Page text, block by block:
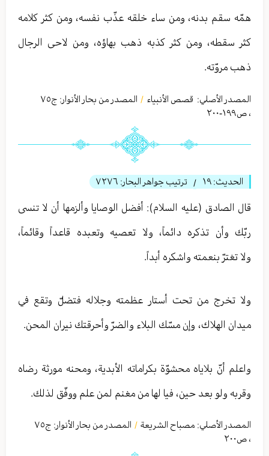
همّه سقم بدنه، ومن ساء خلقه عذّب نفسه، ومن كثر كلامه
كثر سقطه، ومن كثر كذبه ذهب بهاؤه، ومن لاحى الرجال
ذهب مروّته.
المصدر الأصلي: قصص الأنبياء / المصدر من بحار الأنوار: ج٧٥
، ص١٩٩-٢۰۰
الحديث: ١٩ / ترتيب جواهر البحار: ٧٢٧٦
قال الصادق (عليه السلام): أفضل الوصايا وألزمها أن لا تنسى
ربّك وأن تذكره دائماً، ولا تعصيه وتعبده قاعداً وقائماً،
ولا تغترّ بنعمته واشكره أبداً.
ولا تخرج من تحت أستار عظمته وجلاله فتضلّ وتقع في
ميدان الهلاك، وإن مسّك البلاء والضرّ وأحرقتك نيران المحن.
واعلم أنّ بلاياه محشوّة بكراماته الأبدية، ومحنه مورثة رضاه
وقربه ولو بعد حين، فيا لها من مغنم لمن علم ووفّق لذلك.
المصدر الأصلي: مصباح الشريعة / المصدر من بحار الأنوار: ج٧٥
، ص٢۰۰